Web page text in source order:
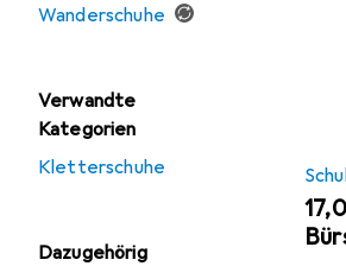
Wanderschuhe
Verwandte
Kategorien
Kletterschuhe
Dazugehörig